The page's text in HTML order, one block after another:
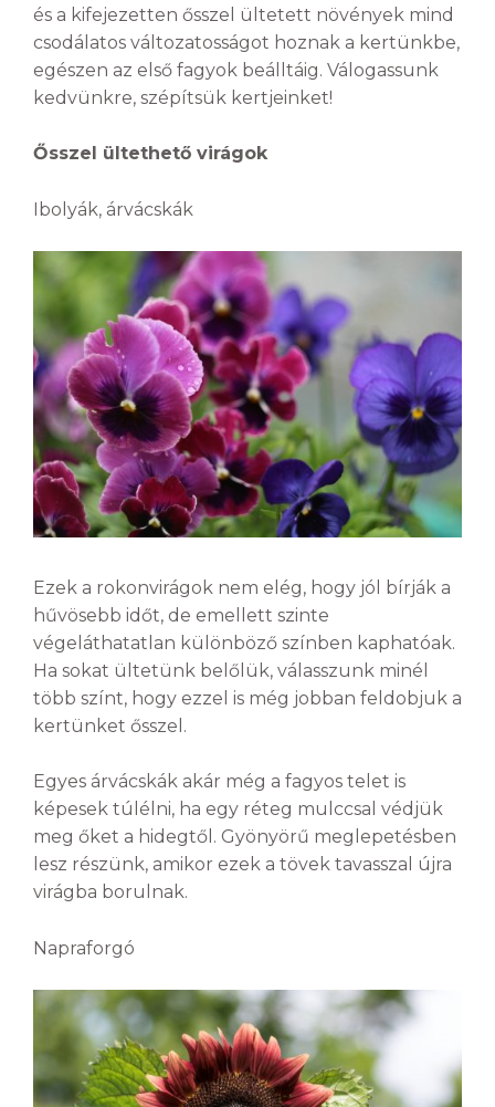
és a kifejezetten ősszel ültetett növények mind
csodálatos változatosságot hoznak a kertünkbe,
egészen az első fagyok beálltáig. Válogassunk
kedvünkre, szépítsük kertjeinket!
Ősszel ültethető virágok
Ibolyák, árvácskák
Ezek a rokonvirágok nem elég, hogy jól bírják a
hűvösebb időt, de emellett szinte
végeláthatatlan különböző színben kaphatóak.
Ha sokat ültetünk belőlük, válasszunk minél
több színt, hogy ezzel is még jobban feldobjuk a
kertünket ősszel.
Egyes árvácskák akár még a fagyos telet is
képesek túlélni, ha egy réteg mulccsal védjük
meg őket a hidegtől. Gyönyörű meglepetésben
lesz részünk, amikor ezek a tövek tavasszal újra
virágba borulnak.
Napraforgó